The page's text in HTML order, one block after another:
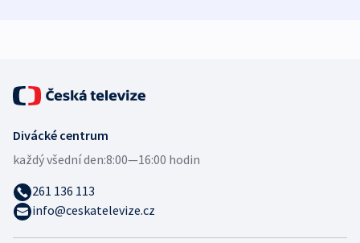
Divácké centrum
každý všední den:8:00—16:00 hodin
261 136 113
info@ceskatelevize.cz